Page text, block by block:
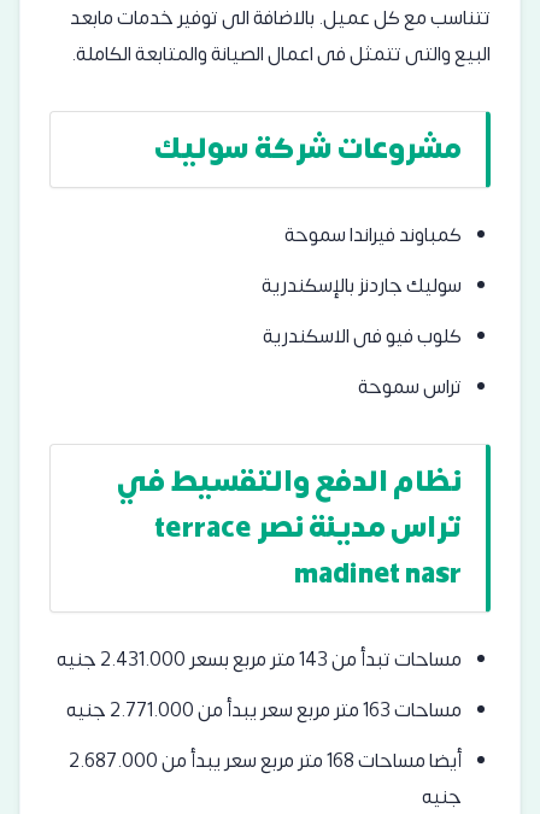
تتناسب مع كل عمیل. بالاضافة الى توفیر خدمات مابعد
البیع والتى تتمثل فى اعمال الصیانة والمتابعة الكاملة.
مشروعات شركة سوليك
كمباوند فيراندا سموحة
سوليك جاردنز بالإسكندرية
كلوب فيو فى الاسكندرية
تراس سموحة
نظام الدفع والتقسيط في
تراس مدينة نصر terrace
madinet nasr
مساحات تبدأ من 143 متر مربع بسعر 2.431.000 جنيه
مساحات 163 متر مربع سعر يبدأ من 2.771.000 جنيه
أيضا مساحات 168 متر مربع سعر يبدأ من 2.687.000
جنيه